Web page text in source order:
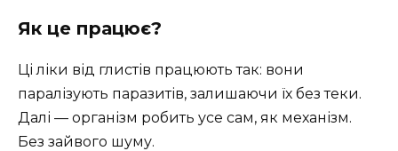
Як це працює?
Ці ліки від глистів працюють так: вони
паралізують паразитів, залишаючи їх без теки.
Далі — організм робить усе сам, як механізм.
Без зайвого шуму.